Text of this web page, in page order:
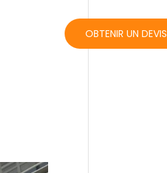
OBTENIR UN DEVIS